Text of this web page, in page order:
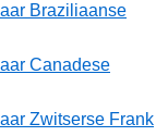
Braziliaanse
Canadese
Zwitserse Frank